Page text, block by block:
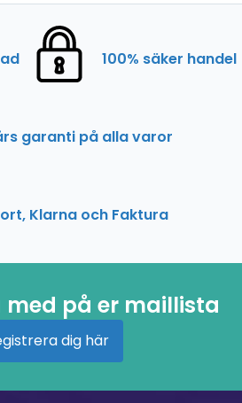
100% säker handel
garanti på alla varor
Klarna och Faktura
på er maillista
dig här